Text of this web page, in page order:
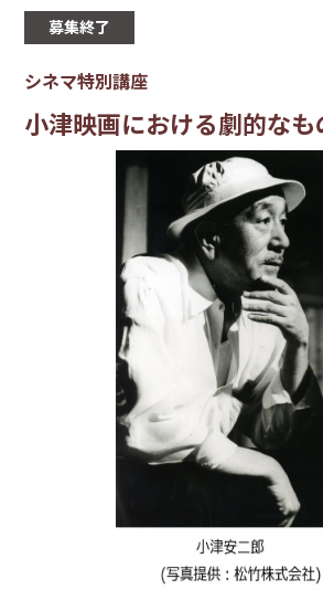
募集終了
シネマ特別講座
小津映画における劇的な